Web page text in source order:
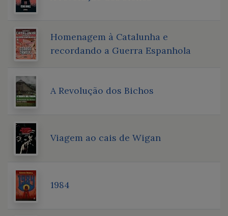
Homenagem à Catalunha e
recordando a Guerra Espanhola
A Revolução dos Bichos
Viagem ao cais de Wigan
1984